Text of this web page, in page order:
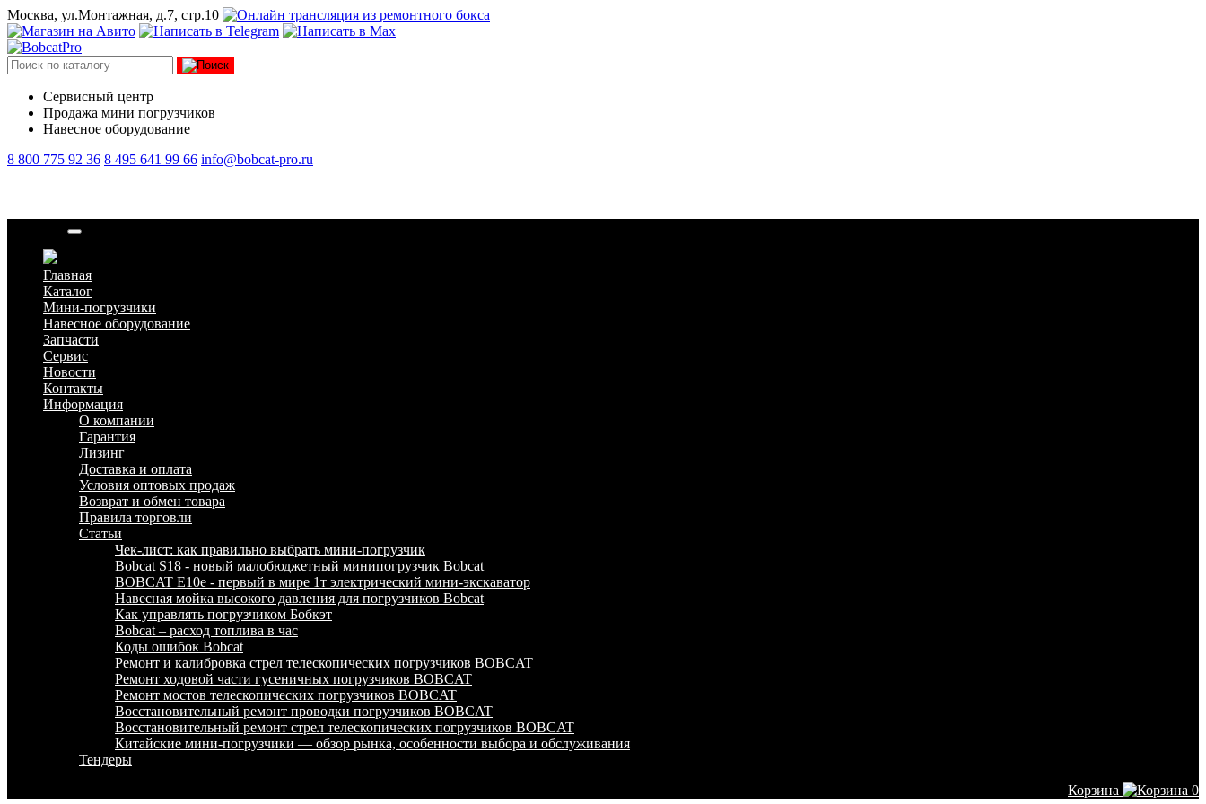
Москва, ул.Монтажная, д.7, стр.10
Сервисный центр
Продажа мини погрузчиков
Навесное оборудование
8 800 775 92 36 8 495 641 99 66 info@bobcat-pro.ru
Главная
Каталог
Мини-погрузчики
Навесное оборудование
Запчасти
Сервис
Новости
Контакты
Информация
О компании
Гарантия
Лизинг
Доставка и оплата
Условия оптовых продаж
Возврат и обмен товара
Правила торговли
Статьи
Чек-лист: как правильно выбрать мини-погрузчик
Bobcat S18 - новый малобюджетный минипогрузчик Bobcat
BOBCAT E10e - первый в мире 1т электрический мини-экскаватор
Навесная мойка высокого давления для погрузчиков Bobcat
Как управлять погрузчиком Бобкэт
Bobcat – расход топлива в час
Коды ошибок Bobcat
Ремонт и калибровка стрел телескопических погрузчиков BOBCAT
Ремонт ходовой части гусеничных погрузчиков BOBCAT
Ремонт мостов телескопических погрузчиков BOBCAT
Восстановительный ремонт проводки погрузчиков BOBCAT
Восстановительный ремонт стрел телескопических погрузчиков BOBCAT
Китайские мини-погрузчики — обзор рынка, особенности выбора и обслуживания
Тендеры
Корзина
0